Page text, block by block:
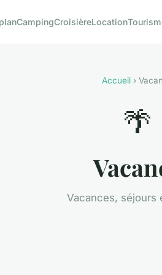
CampingCroisièreLocation
Accueil ›
🌴
Vacances, séjours